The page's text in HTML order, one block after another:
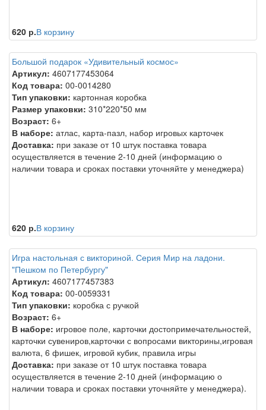
620 р.В корзину
Большой подарок «Удивительный космос»
Артикул: 4607177453064
Код товара: 00-0014280
Тип упаковки: картонная коробка
Размер упаковки: 310*220*50 мм
Возраст: 6+
В наборе: атлас, карта-пазл, набор игровых карточек
Доставка: при заказе от 10 штук поставка товара
осуществляется в течение 2-10 дней (информацию о
наличии товара и сроках поставки уточняйте у менеджера)
620 р.В корзину
Игра настольная с викториной. Серия Мир на ладони.
"Пешком по Петербургу"
Артикул: 4607177457383
Код товара: 00-0059331
Тип упаковки: коробка с ручкой
Возраст: 6+
В наборе: игровое поле, карточки достопримечательностей,
карточки сувениров,карточки с вопросами викторины,игровая
валюта, 6 фишек, игровой кубик, правила игры
Доставка: при заказе от 10 штук поставка товара
осуществляется в течение 2-10 дней (информацию о
наличии товара и сроках поставки уточняйте у менеджера).